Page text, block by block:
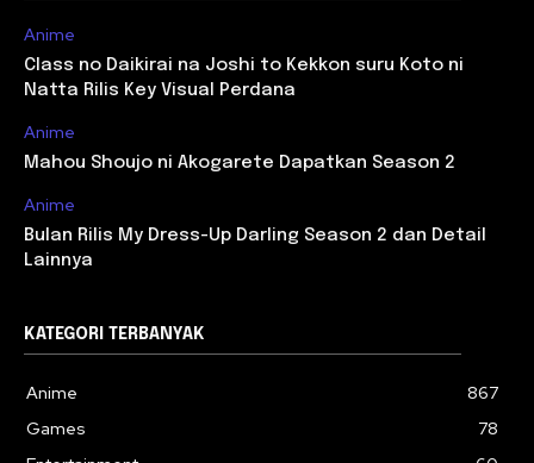
Anime
Class no Daikirai na Joshi to Kekkon suru Koto ni
Natta Rilis Key Visual Perdana
Anime
Mahou Shoujo ni Akogarete Dapatkan Season 2
Anime
Bulan Rilis My Dress-Up Darling Season 2 dan Detail
Lainnya
KATEGORI TERBANYAK
Anime
867
Games
78